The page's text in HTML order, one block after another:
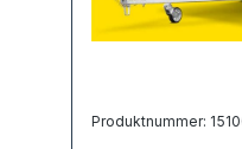
Produktnummer: